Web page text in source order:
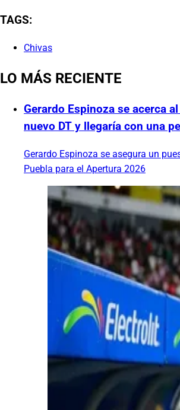
TAGS:
Chivas
LO MÁS RECIENTE
Gerardo Espinoza se acerca
nuevo DT y llegaría con una
Gerardo Espinoza se asegura un
Puebla para el Apertura 2026